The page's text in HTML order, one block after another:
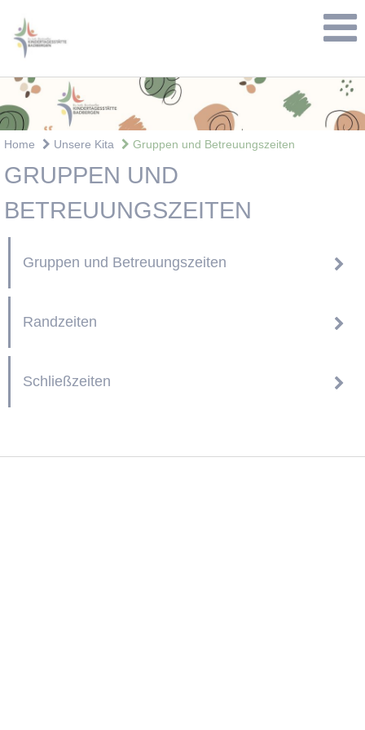
Home Unsere Kita Gruppen und Betreuungszeiten
GRUPPEN UND
BETREUUNGSZEITEN
Gruppen und Betreuungszeiten
Randzeiten
Schließzeiten